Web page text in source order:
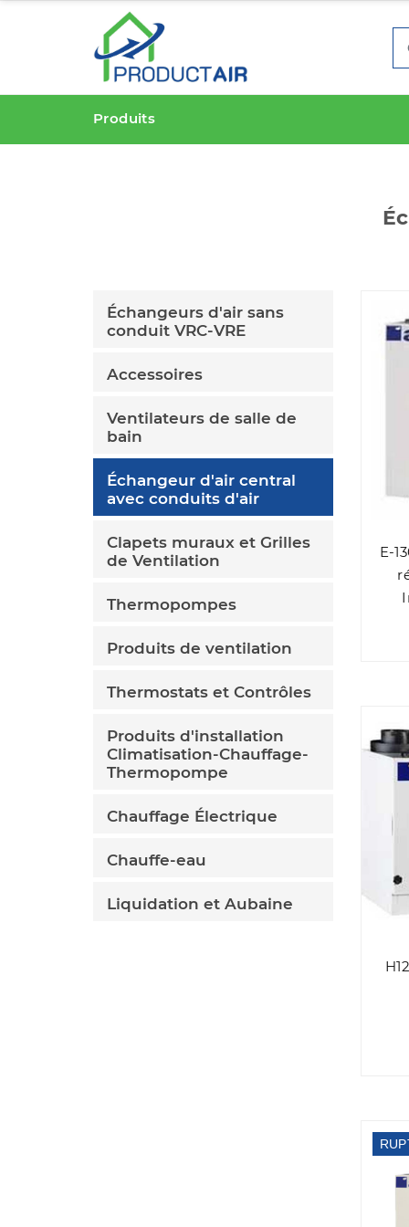
Produits
E-
Échangeurs d'air sans
conduit VRC-VRE
Accessoires
Ventilateurs de salle de
bain
Échangeur d'air central
avec conduits d'air
Clapets muraux et Grilles
de Ventilation
Thermopompes
Produits de ventilation
Thermostats et Contrôles
Produits d'installation
Climatisation-Chauffage-
Thermopompe
Chauffage Électrique
Chauffe-eau
Liquidation et Aubaine